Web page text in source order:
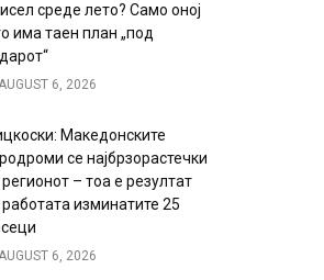
среде лето? Само оној
има таен план „под
6, 2026
Македонските
се најбрзорастечки
– тоа е резултат
изминатите 25
6, 2026